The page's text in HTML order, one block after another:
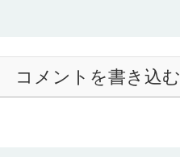
コメントを書き込む